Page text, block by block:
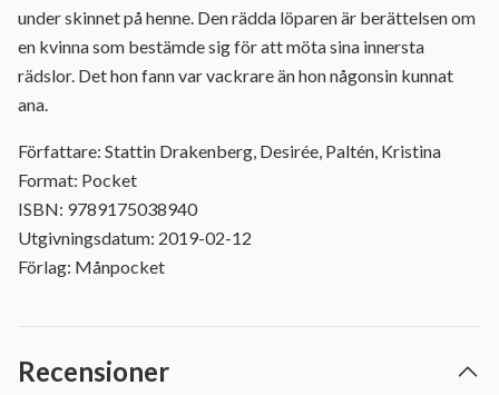
under skinnet på henne. Den rädda löparen är berättelsen om
en kvinna som bestämde sig för att möta sina innersta
rädslor. Det hon fann var vackrare än hon någonsin kunnat
ana.
Författare: Stattin Drakenberg, Desirée, Paltén, Kristina
Format: Pocket
ISBN: 9789175038940
Utgivningsdatum: 2019-02-12
Förlag: Månpocket
Recensioner